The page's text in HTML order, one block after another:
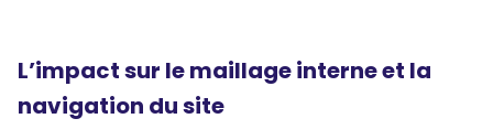
L’impact sur le maillage interne et la
navigation du site